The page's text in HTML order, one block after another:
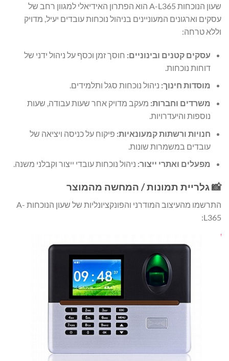
שעון הנוכחות A-L365 הוא הפתרון האידיאלי למגוון רחב של
עסקים וארגונים המעוניינים בניהול נוכחות עובדים יעיל, מדויק
וללא טרחה:
עסקים קטנים ובינוניים: חוסך זמן וכסף על ניהול ידני של
דוחות נוכחות.
מוסדות חינוך: ניהול נוכחות סגל ותלמידים.
משרדים וחברות: מעקב מדויק אחר שעות עבודה, שעות
נוספות והיעדרויות.
חנויות ורשתות קמעונאיות: פיקוח על כניסה ויציאה של
עובדים במשמרות שונות.
מפעלים ואתרי ייצור: ניהול נוכחות עובדי ייצור וקבלני משנה.
📸 גלריית תמונות / המחשה מהמוצר
התרשמו מהעיצוב המודרני והפונקציונליות של שעון הנוכחות A-
L365: